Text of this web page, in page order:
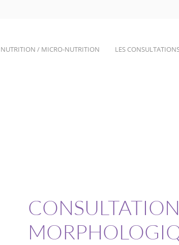
NUTRITION / MICRO-NUTRITION LES